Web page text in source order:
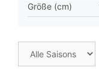
Größe (cm)